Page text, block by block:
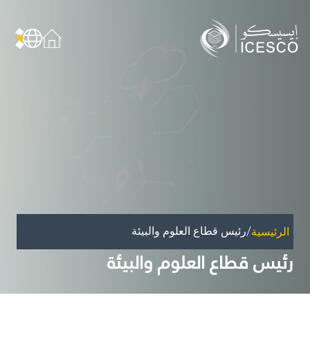
عن الإيسيسكو
تأثيرنا
أهداف التنمية المستدامة
الرئيسية/رئيس قطاع العلوم والبيئة
رئيس قطاع العلوم والبيئة